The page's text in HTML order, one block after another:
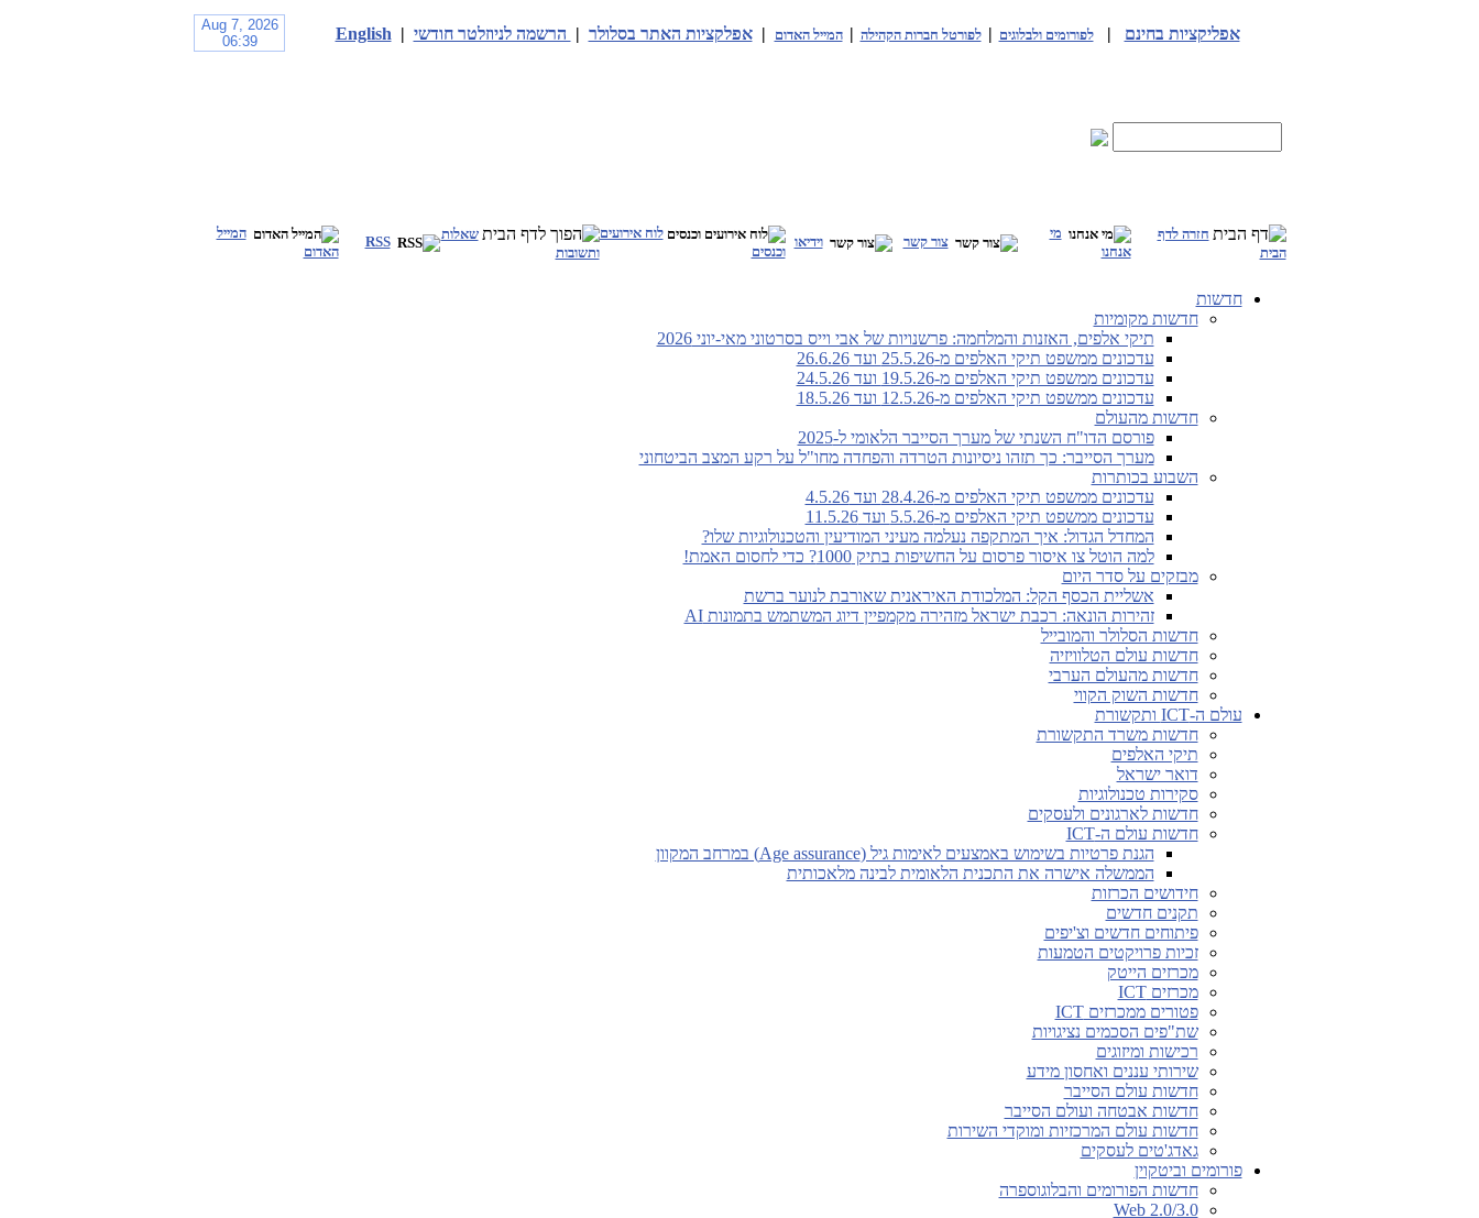
אפליקציות בחינם | לפורומים ולבלוגים | לפורטל חברות הקהילה | המייל האדום |אפלקציות האתר בסלולר | הרשמה לניוזלטר חודשי |
English
חזרה לדף
הבית
מי
אנחנו
צור קשר וידיאו
לוח אירועים
וכנסים
שאלות
ותשובות
RSS
המייל
האדום
חדשות
חדשות מקומיות
תיקי אלפים, האזנות והמלחמה: פרשנויות של אבי וייס בסרטוני מאי-יוני 2026
עדכונים ממשפט תיקי האלפים מ-25.5.26 ועד 26.6.26
עדכונים ממשפט תיקי האלפים מ-19.5.26 ועד 24.5.26
עדכונים ממשפט תיקי האלפים מ-12.5.26 ועד 18.5.26
חדשות מהעולם
פורסם הדו"ח השנתי של מערך הסייבר הלאומי ל-2025
מערך הסייבר: כך תזהו ניסיונות הטרדה והפחדה מחו"ל על רקע המצב הביטחוני
השבוע בכותרות
עדכונים ממשפט תיקי האלפים מ-28.4.26 ועד 4.5.26
עדכונים ממשפט תיקי האלפים מ-5.5.26 ועד 11.5.26
המחדל הגדול: איך המתקפה נעלמה מעיני המודיעין והטכנולוגיות שלו?
למה הוטל צו איסור פרסום על החשיפות בתיק 1000? כדי לחסום האמת!
מבזקים על סדר היום
אשליית הכסף הקל: המלכודת האיראנית שאורבת לנוער ברשת
זהירות הונאה: רכבת ישראל מזהירה מקמפיין דיוג המשתמש בתמונות AI
חדשות הסלולר והמובייל
חדשות עולם הטלוויזיה
חדשות מהעולם הערבי
חדשות השוק הקווי
עולם ה-ICT ותקשורת
חדשות משרד התקשורת
תיקי האלפים
דואר ישראל
סקירות טכנולוגיות
חדשות לארגונים ולעסקים
חדשות עולם ה-ICT
הגנת פרטיות בשימוש באמצעים לאימות גיל (Age assurance) במרחב המקוון
הממשלה אישרה את התכנית הלאומית לבינה מלאכותית
חידושים הכרזות
תקנים חדשים
פיתוחים חדשים וצ'יפים
זכיות פרויקטים הטמעות
מכרזים הייטק
מכרזים ICT
פטורים ממכרזים ICT
שת"פים הסכמים נציגויות
רכישות ומיזוגים
שירותי עננים ואחסון מידע
חדשות עולם הסייבר
חדשות אבטחה ועולם הסייבר
חדשות עולם המרכזיות ומוקדי השירות
גאדג'טים לעסקים
פורומים וביטקוין
חדשות הפורומים והבלוגוספרה
Web 2.0/3.0